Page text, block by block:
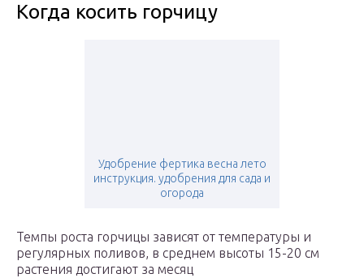
Когда косить горчицу
Удобрение фертика весна лето
инструкция. удобрения для сада и
огорода
Темпы роста горчицы зависят от температуры и
регулярных поливов, в среднем высоты 15-20 см
растения достигают за месяц